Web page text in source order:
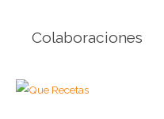
Colaboraciones